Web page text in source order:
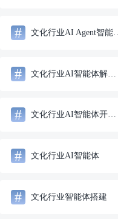
# 文化行业AI Agent智能体搭建
# 文化行业AI智能体解决方案
# 文化行业AI智能体开发服务
# 文化行业AI智能体
# 文化行业智能体搭建